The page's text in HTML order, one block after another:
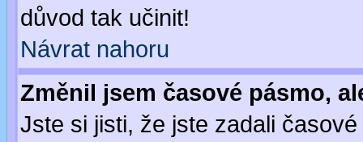
důvod tak učinit!
Návrat nahoru
Změnil jsem časové pásmo,
Jste si jisti, že jste zadali